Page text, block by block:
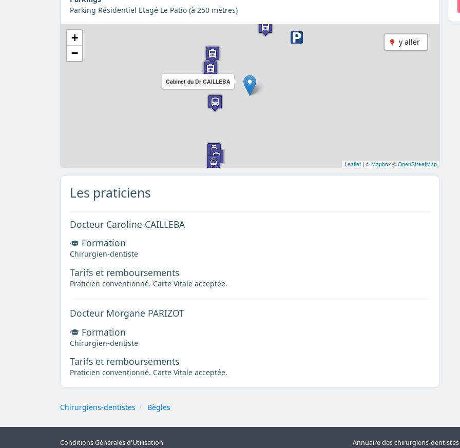
Parking Résidentiel Etagé Le Patio (à 250 mètres)
y aller
Cabinet du Dr CAILLEBA
+
−
Leaflet | © Mapbox © OpenStreetMap
Les praticiens
Docteur Caroline CAILLEBA
Formation
Chirurgien-dentiste
Tarifs et remboursements
Praticien conventionné. Carte Vitale acceptée.
Docteur Morgane PARIZOT
Formation
Chirurgien-dentiste
Tarifs et remboursements
Praticien conventionné. Carte Vitale acceptée.
Chirurgiens-dentistes Bègles
Conditions Générales d'Utilisation Annuaire des chirurgiens-dentistes